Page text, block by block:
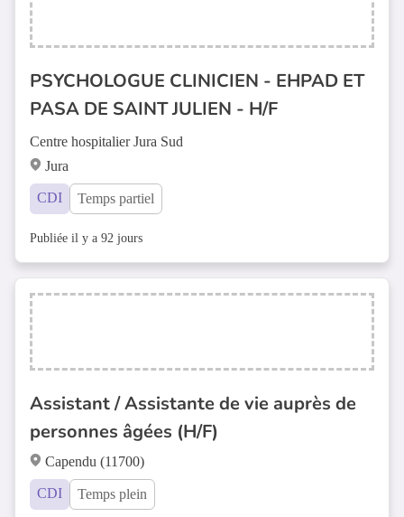
PSYCHOLOGUE CLINICIEN - EHPAD ET
PASA DE SAINT JULIEN - H/F
Centre hospitalier Jura Sud
Jura
CDI Temps partiel
Publiée il y a 92 jours
Assistant / Assistante de vie auprès de
personnes âgées (H/F)
Capendu (11700)
CDI Temps plein